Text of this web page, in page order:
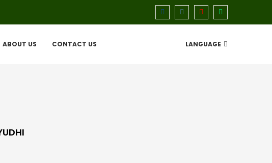
ABOUT US CONTACT US LANGUAGE